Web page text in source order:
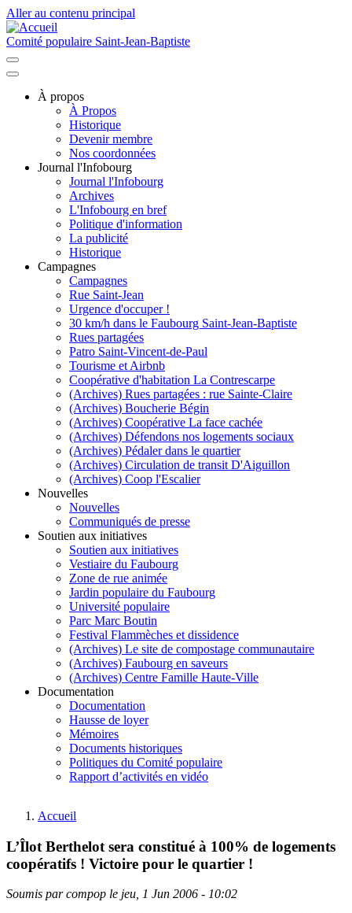
Aller au contenu principal
Comité populaire Saint-Jean-Baptiste
Navigation
principale
À propos
À Propos
Historique
Devenir membre
Nos coordonnées
Journal l'Infobourg
Journal l'Infobourg
Archives
L'Infobourg en bref
Politique d'information
La publicité
Historique
Campagnes
Campagnes
Rue Saint-Jean
Urgence d'occuper !
30 km/h dans le Faubourg Saint-Jean-Baptiste
Rues partagées
Patro Saint-Vincent-de-Paul
Tourisme et Airbnb
Coopérative d'habitation La Contrescarpe
(Archives) Rues partagées : rue Sainte-Claire
(Archives) Boucherie Bégin
(Archives) Coopérative La face cachée
(Archives) Défendons nos logements sociaux
(Archives) Pédaler dans le quartier
(Archives) Circulation de transit D'Aiguillon
(Archives) Coop l'Escalier
Nouvelles
Nouvelles
Communiqués de presse
Soutien aux initiatives
Soutien aux initiatives
Vestiaire du Faubourg
Zone de rue animée
Jardin populaire du Faubourg
Université populaire
Parc Marc Boutin
Festival Flammèches et dissidence
(Archives) Le site de compostage communautaire
(Archives) Faubourg en saveurs
(Archives) Centre Famille Haute-Ville
Documentation
Documentation
Hausse de loyer
Mémoires
Documents historiques
Politiques du Comité populaire
Rapport d’activités en vidéo
Accueil
L’Îlot Berthelot sera constitué à 100% de logements
coopératifs ! Victoire pour le quartier !
Soumis parcompop le jeu, 1 Jun 2006 - 10:02